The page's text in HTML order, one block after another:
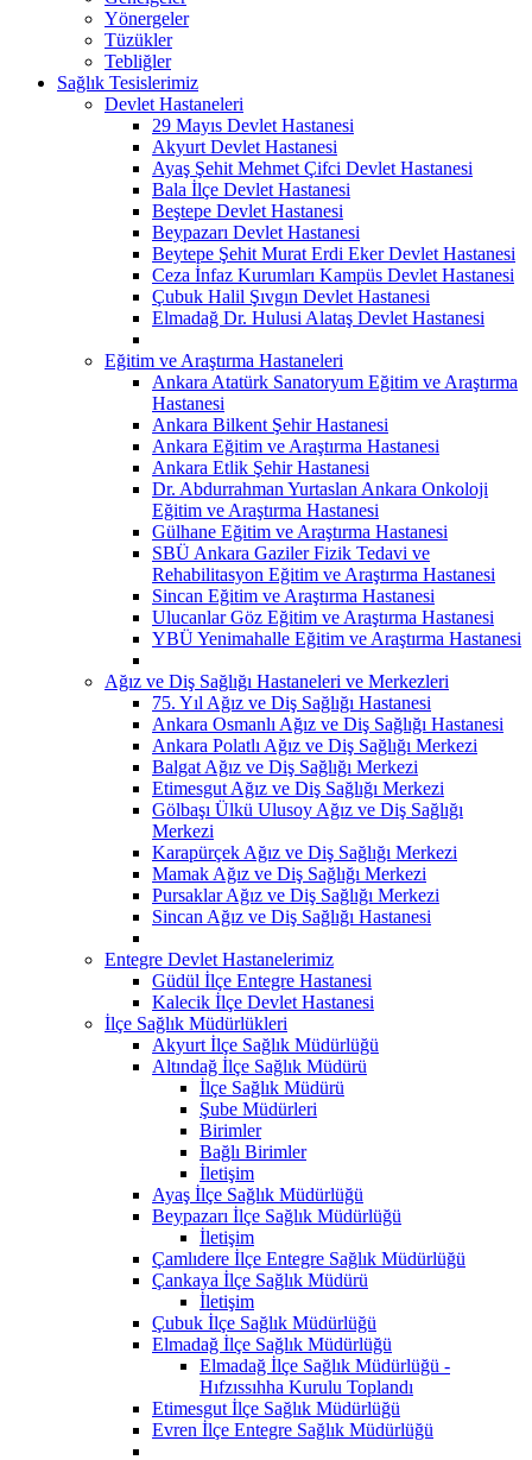
Yönergeler
Tüzükler
Tebliğler
Sağlık Tesislerimiz
Devlet Hastaneleri
29 Mayıs Devlet Hastanesi
Akyurt Devlet Hastanesi
Ayaş Şehit Mehmet Çifci Devlet Hastanesi
Bala İlçe Devlet Hastanesi
Beştepe Devlet Hastanesi
Beypazarı Devlet Hastanesi
Beytepe Şehit Murat Erdi Eker Devlet Hastanesi
Ceza İnfaz Kurumları Kampüs Devlet Hastanesi
Çubuk Halil Şıvgın Devlet Hastanesi
Elmadağ Dr. Hulusi Alataş Devlet Hastanesi
Eğitim ve Araştırma Hastaneleri
Ankara Atatürk Sanatoryum Eğitim ve Araştırma
Hastanesi
Ankara Bilkent Şehir Hastanesi
Ankara Eğitim ve Araştırma Hastanesi
Ankara Etlik Şehir Hastanesi
Dr. Abdurrahman Yurtaslan Ankara Onkoloji
Eğitim ve Araştırma Hastanesi
Gülhane Eğitim ve Araştırma Hastanesi
SBÜ Ankara Gaziler Fizik Tedavi ve
Rehabilitasyon Eğitim ve Araştırma Hastanesi
Sincan Eğitim ve Araştırma Hastanesi
Ulucanlar Göz Eğitim ve Araştırma Hastanesi
YBÜ Yenimahalle Eğitim ve Araştırma Hastanesi
Ağız ve Diş Sağlığı Hastaneleri ve Merkezleri
75. Yıl Ağız ve Diş Sağlığı Hastanesi
Ankara Osmanlı Ağız ve Diş Sağlığı Hastanesi
Ankara Polatlı Ağız ve Diş Sağlığı Merkezi
Balgat Ağız ve Diş Sağlığı Merkezi
Etimesgut Ağız ve Diş Sağlığı Merkezi
Gölbaşı Ülkü Ulusoy Ağız ve Diş Sağlığı
Merkezi
Karapürçek Ağız ve Diş Sağlığı Merkezi
Mamak Ağız ve Diş Sağlığı Merkezi
Pursaklar Ağız ve Diş Sağlığı Merkezi
Sincan Ağız ve Diş Sağlığı Hastanesi
Entegre Devlet Hastanelerimiz
Güdül İlçe Entegre Hastanesi
Kalecik İlçe Devlet Hastanesi
İlçe Sağlık Müdürlükleri
Akyurt İlçe Sağlık Müdürlüğü
Altındağ İlçe Sağlık Müdürü
İlçe Sağlık Müdürü
Şube Müdürleri
Birimler
Bağlı Birimler
İletişim
Ayaş İlçe Sağlık Müdürlüğü
Beypazarı İlçe Sağlık Müdürlüğü
İletişim
Çamlıdere İlçe Entegre Sağlık Müdürlüğü
Çankaya İlçe Sağlık Müdürü
İletişim
Çubuk İlçe Sağlık Müdürlüğü
Elmadağ İlçe Sağlık Müdürlüğü
Elmadağ İlçe Sağlık Müdürlüğü -
Hıfzıssıhha Kurulu Toplandı
Etimesgut İlçe Sağlık Müdürlüğü
Evren İlçe Entegre Sağlık Müdürlüğü